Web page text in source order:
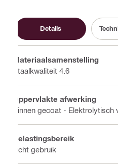
Details
Materiaalsamenstelling
Staalkwaliteit 4.6
Oppervlakte afwerking
Binnen gecoat - Elektrolytisch
Belastingsbereik
Licht gebruik